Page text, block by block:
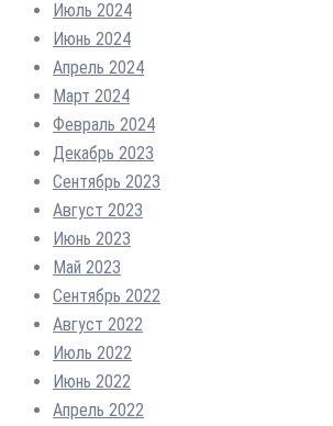
Июль 2024
Июнь 2024
Апрель 2024
Март 2024
Февраль 2024
Декабрь 2023
Сентябрь 2023
Август 2023
Июнь 2023
Май 2023
Сентябрь 2022
Август 2022
Июль 2022
Июнь 2022
Апрель 2022